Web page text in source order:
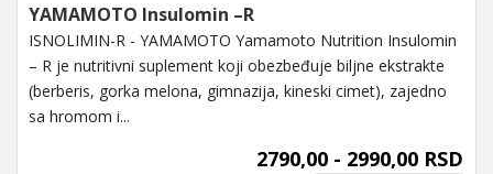
YAMAMOTO Insulomin –R
ISNOLIMIN-R - YAMAMOTO Yamamoto Nutrition Insulomin
– R je nutritivni suplement koji obezbeđuje biljne ekstrakte
(berberis, gorka melona, gimnazija, kineski cimet), zajedno
sa hromom i...
2790,00 - 2990,00 RSD